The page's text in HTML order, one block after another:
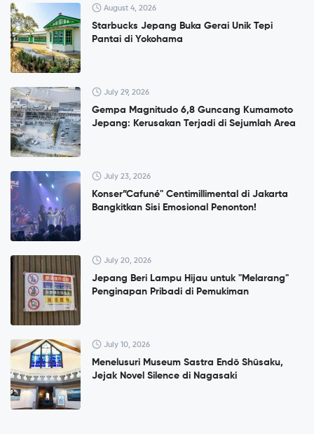
August 4, 2026
Starbucks Jepang Buka Gerai Unik Tepi
Pantai di Yokohama
July 29, 2026
Gempa Magnitudo 6,8 Guncang Kumamoto
Jepang: Kerusakan Terjadi di Sejumlah Area
July 23, 2026
Konser”Cafuné" Centimillimental di Jakarta
Bangkitkan Sisi Emosional Penonton!
July 20, 2026
Jepang Beri Lampu Hijau untuk "Melarang"
Penginapan Pribadi di Pemukiman
July 10, 2026
Menelusuri Museum Sastra Endō Shūsaku,
Jejak Novel Silence di Nagasaki